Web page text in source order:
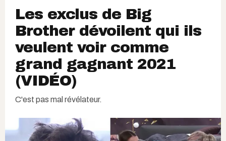
Les exclus de Big
Brother dévoilent qui ils
veulent voir comme
grand gagnant 2021
(VIDÉO)
C'est pas mal révélateur.